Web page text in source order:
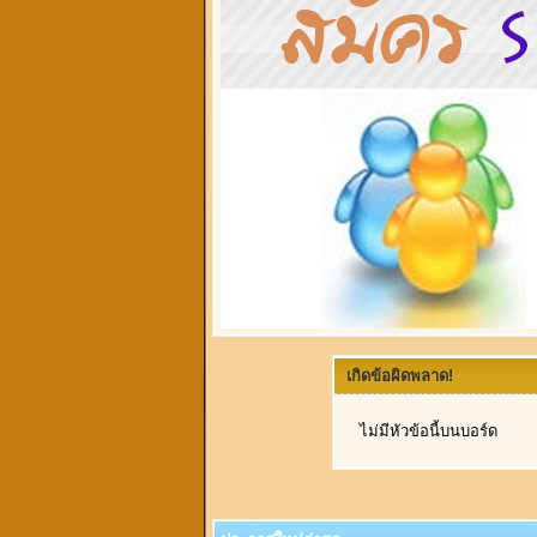
เกิดข้อผิดพลาด!
ไม่มีหัวข้อนี้บนบอร์ด